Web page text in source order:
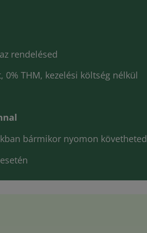
rendelésed
THM, kezelési költség nélkül
bármikor nyomon követheted